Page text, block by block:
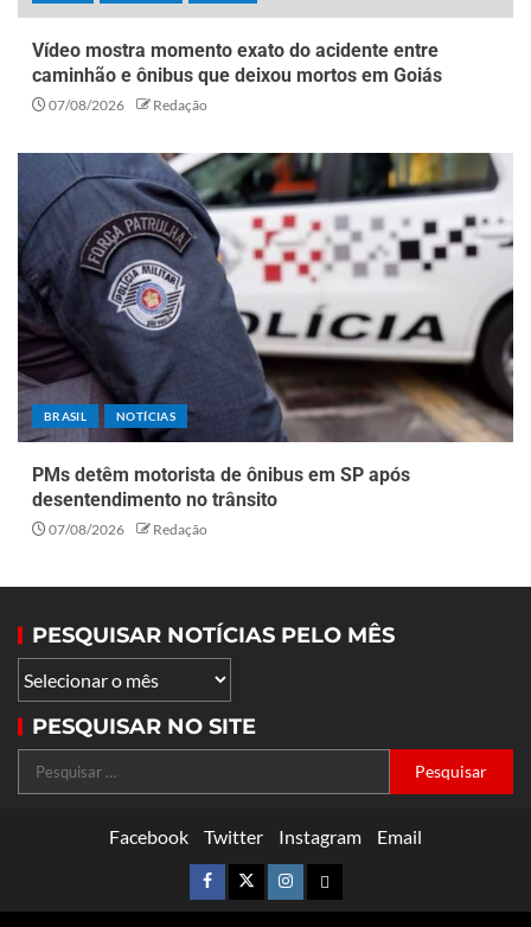
Vídeo mostra momento exato do acidente entre
caminhão e ônibus que deixou mortos em Goiás
07/08/2026 Redação
BRASIL NOTÍCIAS
PMs detêm motorista de ônibus em SP após
desentendimento no trânsito
07/08/2026 Redação
PESQUISAR NOTÍCIAS PELO MÊS
PESQUISAR NO SITE
Facebook Twitter Instagram Email